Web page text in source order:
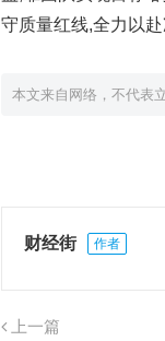
守质量红线,全力以
本文来自网络，不代表
财经街 作者
上一篇